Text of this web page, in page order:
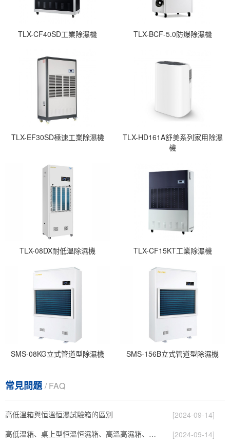
TLX-CF40SD工業除濕機 TLX-BCF-5.0防爆除濕機
TLX-EF30SD極速工業除濕機
TLX-HD161A舒美系列家用除濕
機
TLX-08DX耐低溫除濕機 TLX-CF15KT工業除濕機
SMS-08KG立式管道型除濕機 SMS-156B立式管道型除濕機
常見問題/ FAQ
高低溫箱與恒溫恒濕試驗箱的區別
[2024-09-14]
高低溫箱、桌上型恒溫恒濕箱、高溫高濕箱、小型高低溫試驗箱
[2024-09-14]